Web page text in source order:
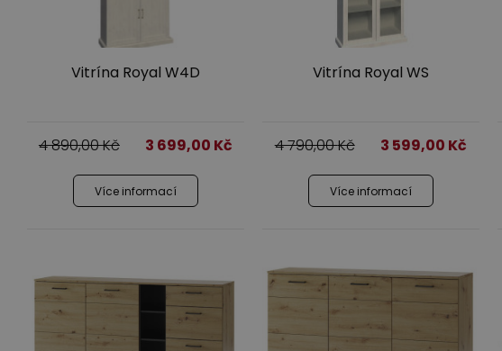
Vitrína Royal W4D
4 890,00Kč 3 699,00 Kč
Více informací
Vitrína Royal WS
4 790,00Kč 3 599,00 Kč
Více informací